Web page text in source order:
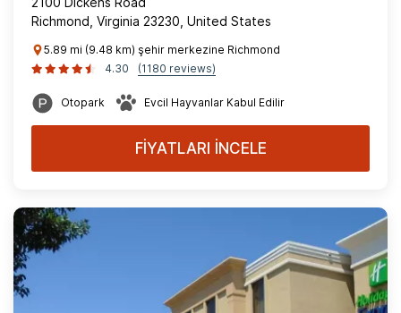
Richmond, Virginia 23230, United States
5.89 mi (9.48 km) şehir merkezine Richmond
4.30
(1180 reviews)
Otopark Evcil Hayvanlar Kabul Edilir
FİYATLARI İNCELE